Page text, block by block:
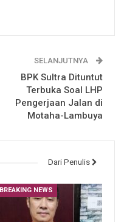
SELANJUTNYA
BPK Sultra Dituntut
Terbuka Soal LHP
Pengerjaan Jalan di
Motaha-Lambuya
Dari Penulis
BREAKING NEWS